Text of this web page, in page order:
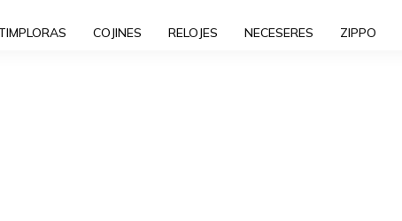
COJINES RELOJES NECESERES ZIPPO